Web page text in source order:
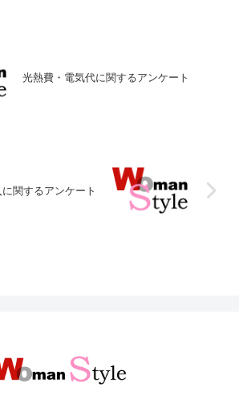
光熱費・電気代に関するアンケート
関するアンケート